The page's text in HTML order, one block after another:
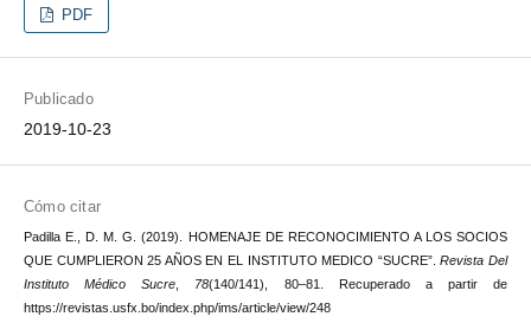
PDF
Publicado
2019-10-23
Cómo citar
Padilla E., D. M. G. (2019). HOMENAJE DE RECONOCIMIENTO A LOS SOCIOS
QUE CUMPLIERON 25 AÑOS EN EL INSTITUTO MEDICO “SUCRE”.Revista Del
Instituto Médico Sucre
78(140/141), 80–81. Recuperado a partir de
https://revistas.usfx.bo/index.php/ims/article/view/248